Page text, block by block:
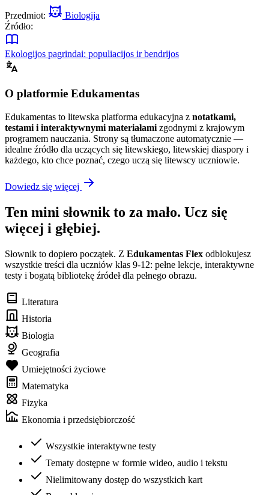
Przedmiot:
Biologija
Źródło:
Ekologijos pagrindai: populiacijos ir bendrijos
O platformie Edukamentas
Edukamentas to litewska platforma edukacyjna z notatkami,
testami i interaktywnymi materiałami zgodnymi z krajowym
programem nauczania. Strony są tłumaczone automatycznie —
idealne źródło dla uczących się litewskiego, litewskiej diaspory i
każdego, kto chce poznać, czego uczą się litewscy uczniowie.
Dowiedz się więcej
Ten mini słownik to za mało. Ucz się
więcej i głębiej.
Słownik to dopiero początek. Z Edukamentas Flex odblokujesz
wszystkie treści dla uczniów klas 9-12: pełne lekcje, interaktywne
testy i bogatą bibliotekę źródeł dla pełnego obrazu.
Literatura
Historia
Biologia
Geografia
Umiejętności życiowe
Matematyka
Fizyka
Ekonomia i przedsiębiorczość
Wszystkie interaktywne testy
Tematy dostępne w formie wideo, audio i tekstu
Nielimitowany dostęp do wszystkich kart